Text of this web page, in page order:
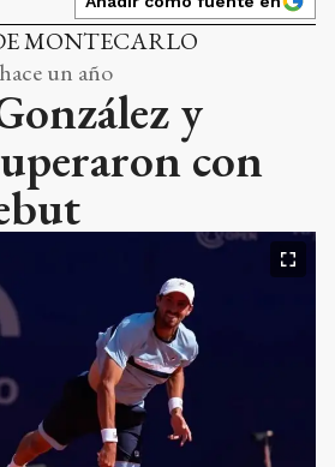
MONTECARLO
un año
y
con